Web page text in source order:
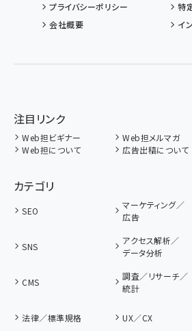
プライバシーポリシー
特
会社概要
イ
注目リンク
Web担ビギナー Web担メルマガ
Web担について
広告出稿について
カテゴリ
SEO
マーケティング／
広告
SNS
アクセス解析／
データ分析
CMS
調査／リサーチ／
統計
法律／標準規格 UX／CX